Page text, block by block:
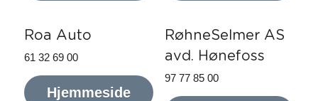
Roa Auto
61 32 69 00
Hjemmeside
RøhneSelmer AS
avd. Hønefoss
97 77 85 00